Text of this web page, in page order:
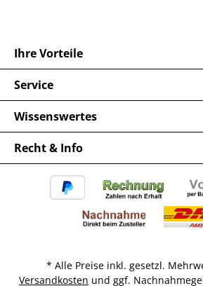
Recht & Info
Ihre Vorteile
Service
Wissenswertes
* Alle Preise inkl. gesetzl.
Versandkosten und ggf.